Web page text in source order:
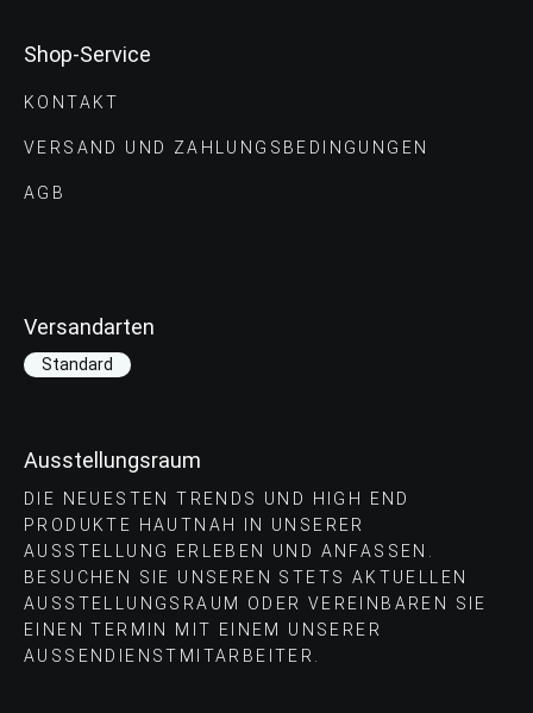
Shop-Service
KONTAKT
VERSAND UND ZAHLUNGS­BEDINGUNGEN
AGB
Versandarten
Standard
Ausstellungsraum
DIE NEUESTEN TRENDS UND HIGH END
PRODUKTE HAUTNAH IN UNSERER
AUSSTELLUNG ERLEBEN UND ANFASSEN.
BESUCHEN SIE UNSEREN STETS AKTUELLEN
AUSSTELLUNGSRAUM ODER VEREINBAREN SIE
EINEN TERMIN MIT EINEM UNSERER
AUSSENDIENSTMITARBEITER.